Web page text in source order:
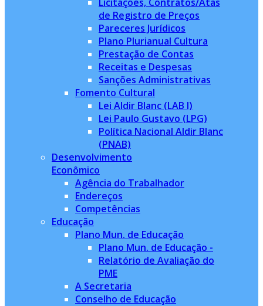
de Registro de Preços
Pareceres Jurídicos
Plano Plurianual Cultura
Prestação de Contas
Receitas e Despesas
Sanções Administrativas
Fomento Cultural
Lei Aldir Blanc (LAB I)
Lei Paulo Gustavo (LPG)
Política Nacional Aldir Blanc
(PNAB)
Desenvolvimento
Econômico
Agência do Trabalhador
Endereços
Competências
Educação
Plano Mun. de Educação
Plano Mun. de Educação -
Relatório de Avaliação do
PME
A Secretaria
Conselho de Educação